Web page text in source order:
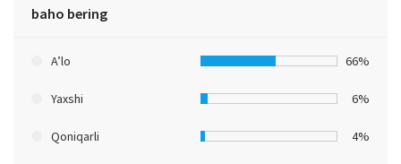
baho bering
A’lo 66%
Yaxshi 6%
Qoniqarli 4%